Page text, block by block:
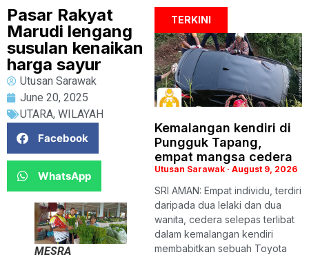
Pasar Rakyat
Marudi lengang
susulan kenaikan
harga sayur
Utusan Sarawak
June 20, 2025
UTARA, WILAYAH
Facebook
WhatsApp
MESRA
TERKINI
Kemalangan kendiri di
Pungguk Tapang,
empat mangsa cedera
Utusan Sarawak August 9, 2026
SRI AMAN: Empat individu, terdiri
daripada dua lelaki dan dua
wanita, cedera selepas terlibat
dalam kemalangan kendiri
membabitkan sebuah Toyota